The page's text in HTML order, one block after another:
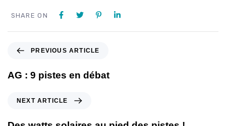
SHARE ON
PREVIOUS ARTICLE
AG : 9 pistes en débat
NEXT ARTICLE